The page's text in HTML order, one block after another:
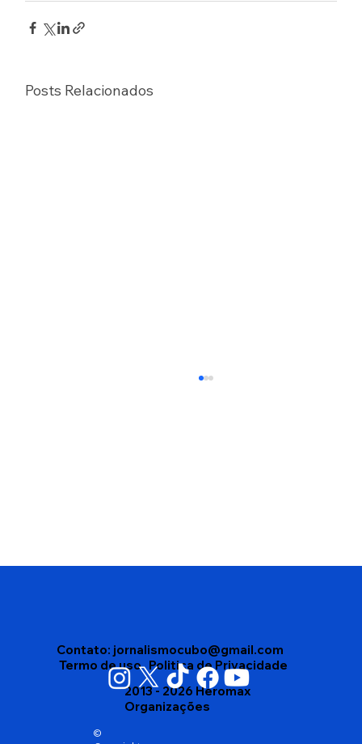
Posts Relacionados
Edson Gomes segue internado após
Contato: jornalismocubo@gmail.com
Termo de uso Politica de Privacidade
©
2013 - 2026 Heromax
Organizações